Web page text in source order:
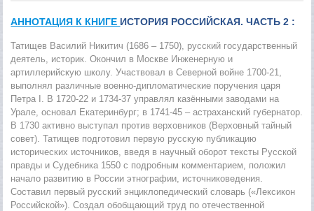
АННОТАЦИЯ К КНИГЕ ИСТОРИЯ РОССИЙСКАЯ. ЧАСТЬ 2 :
Татищев Василий Никитич (1686 – 1750), русский государственный
деятель, историк. Окончил в Москве Инженерную и
артиллерийскую школу. Участвовал в Северной войне 1700-21,
выполнял различные военно-дипломатические поручения царя
Петра I. В 1720-22 и 1734-37 управлял казёнными заводами на
Урале, основал Екатеринбург; в 1741-45 – астраханский губернатор.
В 1730 активно выступал против верховников (Верховный тайный
совет). Татищев подготовил первую русскую публикацию
исторических источников, введя в научный оборот тексты Русской
правды и Судебника 1550 с подробным комментарием, положил
начало развитию в России этнографии, источниковедения.
Составил первый русский энциклопедический словарь («Лексикон
Российской»). Создал обобщающий труд по отечественной